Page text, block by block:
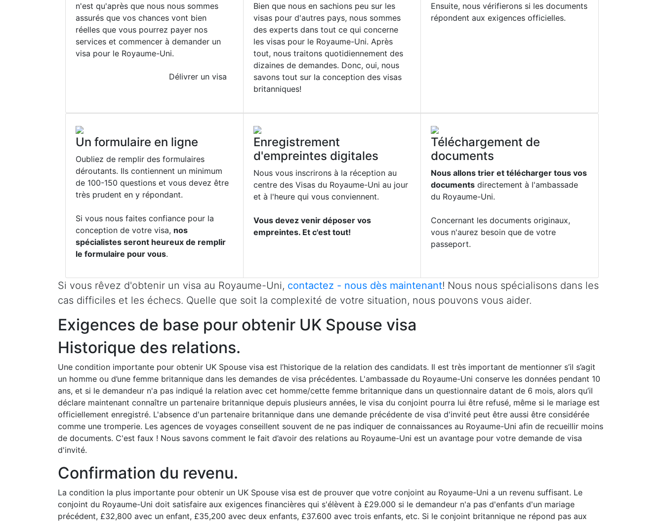
n'est qu'après que nous nous sommes
assurés que vos chances vont bien
réelles que vous pourrez payer nos
services et commencer à demander un
visa pour le Royaume-Uni.
Délivrer un visa
Bien que nous en sachions peu sur les
visas pour d'autres pays, nous sommes
des experts dans tout ce qui concerne
les visas pour le Royaume-Uni. Après
tout, nous traitons quotidiennement des
dizaines de demandes. Donc, oui, nous
savons tout sur la conception des visas
britanniques!
Ensuite, nous vérifierons si les documents
répondent aux exigences officielles.
Un formulaire en ligne
Oubliez de remplir des formulaires
déroutants. Ils contiennent un minimum
de 100-150 questions et vous devez être
très prudent en y répondant.
Si vous nous faites confiance pour la
conception de votre visa, nos
spécialistes seront heureux de remplir
le formulaire pour vous.
Enregistrement
d'empreintes digitales
Nous vous inscrirons à la réception au
centre des Visas du Royaume-Uni au jour
et à l'heure qui vous conviennent.
Vous devez venir déposer vos
empreintes. Et c'est tout!
Téléchargement de
documents
Nous allons trier et télécharger tous vos
documents directement à l'ambassade
du Royaume-Uni.
Concernant les documents originaux,
vous n'aurez besoin que de votre
passeport.
Si vous rêvez d'obtenir un visa au Royaume-Uni, contactez - nous dès maintenant! Nous nous spécialisons dans les
cas difficiles et les échecs. Quelle que soit la complexité de votre situation, nous pouvons vous aider.
Exigences de base pour obtenir UK Spouse visa
Historique des relations.
Une condition importante pour obtenir UK Spouse visa est l’historique de la relation des candidats. Il est très important de mentionner s’il s’agit
un homme ou d’une femme britannique dans les demandes de visa précédentes. L'ambassade du Royaume-Uni conserve les données pendant 10
ans, et si le demandeur n'a pas indiqué la relation avec cet homme/cette femme britannique dans un questionnaire datant de 6 mois, alors qu’il
déclare maintenant connaître un partenaire britannique depuis plusieurs années, le visa du conjoint pourra lui être refusé, même si le mariage est
officiellement enregistré. L'absence d'un partenaire britannique dans une demande précédente de visa d'invité peut être aussi être considérée
comme une tromperie. Les agences de voyages conseillent souvent de ne pas indiquer de connaissances au Royaume-Uni afin de recueillir moins
de documents. C'est faux ! Nous savons comment le fait d’avoir des relations au Royaume-Uni est un avantage pour votre demande de visa
d'invité.
Confirmation du revenu.
La condition la plus importante pour obtenir un UK Spouse visa est de prouver que votre conjoint au Royaume-Uni a un revenu suffisant. Le
conjoint du Royaume-Uni doit satisfaire aux exigences financières qui s'élèvent à £29.000 si le demandeur n'a pas d'enfants d'un mariage
précédent, £32,800 avec un enfant, £35,200 avec deux enfants, £37.600 avec trois enfants, etc. Si le conjoint britannique ne répond pas aux